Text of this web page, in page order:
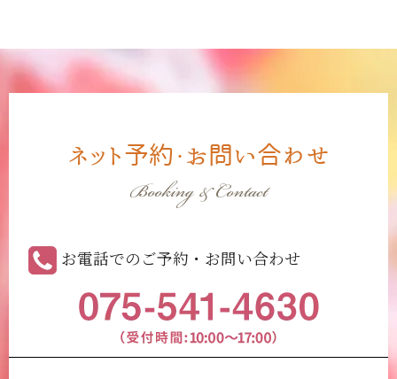
ネット予約・お問い合わせ
Booking & Contact
お電話でのご予約・お問い合わせ